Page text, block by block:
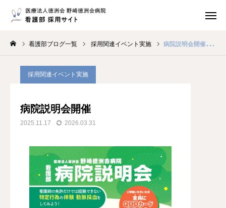
看護部ブログ一覧 採用関連イベント実施 病院説明会開催
採用関連イベント実施
病院説明会開催
2025.11.17 2026.03.31
応募・問合せ・資料請求 地図・アクセス
Instagram
研修制度
福利厚生・各種制度